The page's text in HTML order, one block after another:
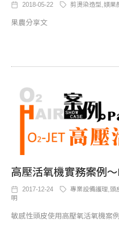
2018-05-22 剪燙染造型,媄果
果農分享文
高壓活氧機實務案例
2017-12-24
專業設備護理,頭
明
敏感性頭皮使用高壓氧活氧機案例